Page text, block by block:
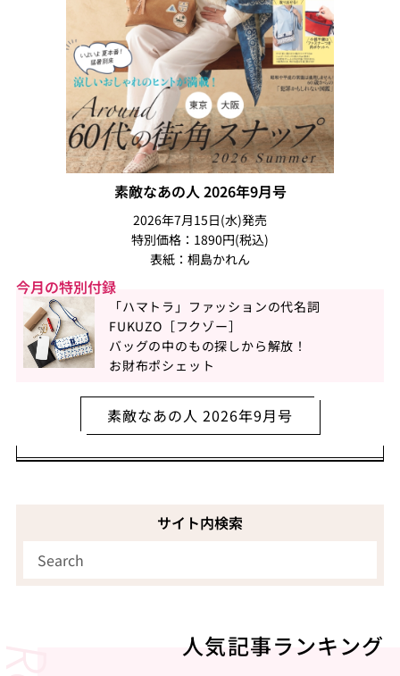
素敵なあの人 2026年9月号
2026年7月15日(水)発売
特別価格：1890円(税込)
表紙：桐島かれん
今月の特別付録
「ハマトラ」ファッションの代名詞
FUKUZO［フクゾー］
バッグの中のもの探しから解放！
お財布ポシェット
素敵なあの人 2026年9月号
サイト内検索
人気記事ランキング